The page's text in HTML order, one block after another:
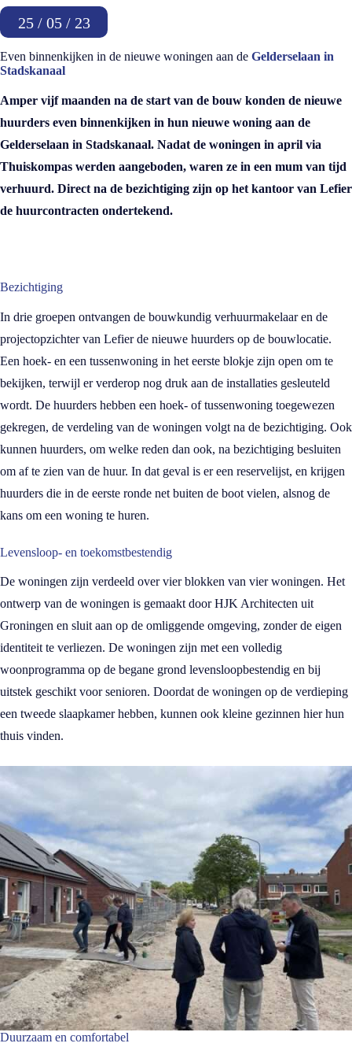
25 / 05 / 23
Even binnenkijken in de nieuwe woningen aan de Gelderselaan in
Stadskanaal
Amper vijf maanden na de start van de bouw konden de nieuwe
huurders even binnenkijken in hun nieuwe woning aan de
Gelderselaan in Stadskanaal. Nadat de woningen in april via
Thuiskompas werden aangeboden, waren ze in een mum van tijd
verhuurd. Direct na de bezichtiging zijn op het kantoor van Lefier
de huurcontracten ondertekend.
Bezichtiging
In drie groepen ontvangen de bouwkundig verhuurmakelaar en de
projectopzichter van Lefier de nieuwe huurders op de bouwlocatie.
Een hoek- en een tussenwoning in het eerste blokje zijn open om te
bekijken, terwijl er verderop nog druk aan de installaties gesleuteld
wordt. De huurders hebben een hoek- of tussenwoning toegewezen
gekregen, de verdeling van de woningen volgt na de bezichtiging. Ook
kunnen huurders, om welke reden dan ook, na bezichtiging besluiten
om af te zien van de huur. In dat geval is er een reservelijst, en krijgen
huurders die in de eerste ronde net buiten de boot vielen, alsnog de
kans om een woning te huren.
Levensloop- en toekomstbestendig
De woningen zijn verdeeld over vier blokken van vier woningen. Het
ontwerp van de woningen is gemaakt door HJK Architecten uit
Groningen en sluit aan op de omliggende omgeving, zonder de eigen
identiteit te verliezen. De woningen zijn met een volledig
woonprogramma op de begane grond levensloopbestendig en bij
uitstek geschikt voor senioren. Doordat de woningen op de verdieping
een tweede slaapkamer hebben, kunnen ook kleine gezinnen hier hun
thuis vinden.
Duurzaam en comfortabel